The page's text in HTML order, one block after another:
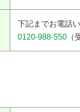
下記までお電話
0120-988-550